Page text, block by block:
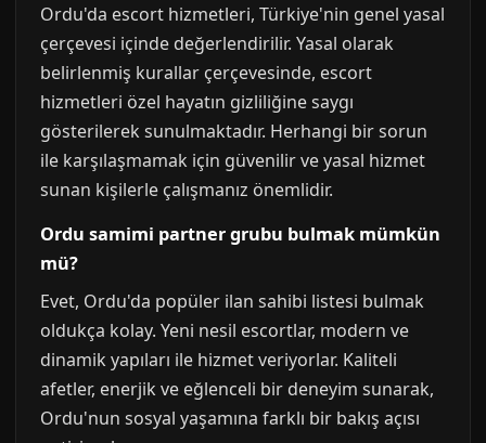
Ordu'da escort hizmetleri, Türkiye'nin genel yasal
çerçevesi içinde değerlendirilir. Yasal olarak
belirlenmiş kurallar çerçevesinde, escort
hizmetleri özel hayatın gizliliğine saygı
gösterilerek sunulmaktadır. Herhangi bir sorun
ile karşılaşmamak için güvenilir ve yasal hizmet
sunan kişilerle çalışmanız önemlidir.
Ordu samimi partner grubu bulmak mümkün
mü?
Evet, Ordu'da popüler ilan sahibi listesi bulmak
oldukça kolay. Yeni nesil escortlar, modern ve
dinamik yapıları ile hizmet veriyorlar. Kaliteli
afetler, enerjik ve eğlenceli bir deneyim sunarak,
Ordu'nun sosyal yaşamına farklı bir bakış açısı